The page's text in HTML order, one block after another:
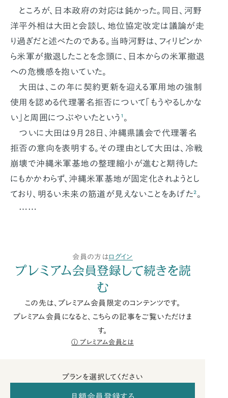
ところが、日本政府の対応は鈍かった。同日、河野
洋平外相は大田と会談し、地位協定改定は議論が走
り過ぎだと述べたのである。当時河野は、フィリピンか
ら米軍が撤退したことを念頭に、日本からの米軍撤退
への危機感を抱いていた。
大田は、この年に契約更新を迎える軍用地の強制
使用を認める代理署名拒否について「もうやるしかな
い」と周囲につぶやいたという¹。
ついに大田は9月28日、沖縄県議会で代理署名
拒否の意向を表明する。その理由として大田は、冷戦
崩壊で沖縄米軍基地の整理縮小が進むと期待した
にもかかわらず、沖縄米軍基地が固定化されようとし
ており、明るい未来の筋道が見えないことをあげた²。
……
会員の方はログイン
プレミアム会員登録して続きを読
む
この先は、プレミアム会員限定のコンテンツです。
プレミアム会員になると、こちらの記事をご覧いただけま
す。
プレミアム会員とは
プランを選択してください